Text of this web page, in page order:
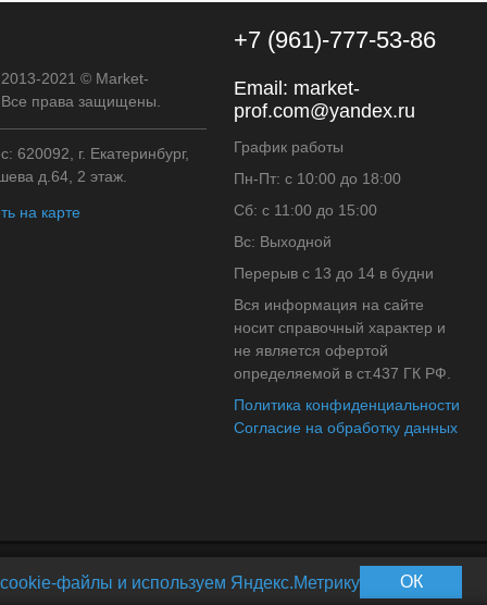
2021 © Market-
права защищены.
620092, г. Екатеринбург,
д.64, 2 этаж.
на карте
+7 (961)-777-53-86
Email: market-
prof.com@yandex.ru
График работы
Пн-Пт: с 10:00 до 18:00
Сб: с 11:00 до 15:00
Вс: Выходной
Перерыв с 13 до 14 в будни
Вся информация на сайте
носит справочный характер и
не является офертой
определяемой в ст.437 ГК РФ.
Политика конфиденциальности
Согласие на обработку данных
файлы и используем Яндекс.Метрику ОК